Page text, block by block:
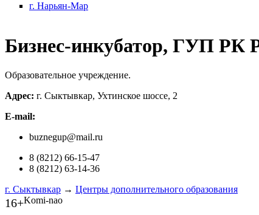
г. Нарьян-Мар
Бизнес-инкубатор, ГУП РК
Образовательное учреждение.
Адрес: г. Сыктывкар, Ухтинское шоссе, 2
E-mail:
buznegup@mail.ru
8 (8212) 66-15-47
8 (8212) 63-14-36
г. Сыктывкар → Центры дополнительного образования
16+Komi-nao